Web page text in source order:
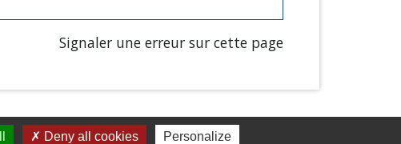
Signaler une erreur sur cette page
Deny all cookies Personalize